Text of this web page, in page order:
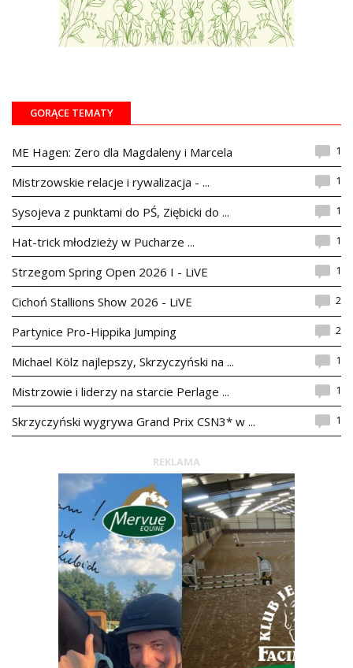
GORĄCE TEMATY
ME Hagen: Zero dla Magdaleny i Marcela 1
Mistrzowskie relacje i rywalizacja - ... 1
Sysojeva z punktami do PŚ, Ziębicki do ... 1
Hat-trick młodzieży w Pucharze ... 1
Strzegom Spring Open 2026 I - LiVE 1
Cichoń Stallions Show 2026 - LiVE 2
Partynice Pro-Hippika Jumping 2
Michael Kölz najlepszy, Skrzyczyński na ... 1
Mistrzowie i liderzy na starcie Perlage ... 1
Skrzyczyński wygrywa Grand Prix CSN3* w ... 1
REKLAMA